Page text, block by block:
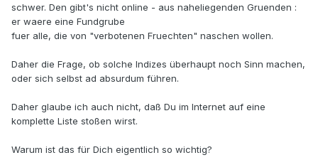
schwer. Den gibt's nicht online - aus naheliegenden Gruenden :
er waere eine Fundgrube
fuer alle, die von "verbotenen Fruechten" naschen wollen.
Daher die Frage, ob solche Indizes überhaupt noch Sinn machen,
oder sich selbst ad absurdum führen.
Daher glaube ich auch nicht, daß Du im Internet auf eine
komplette Liste stoßen wirst.
Warum ist das für Dich eigentlich so wichtig?